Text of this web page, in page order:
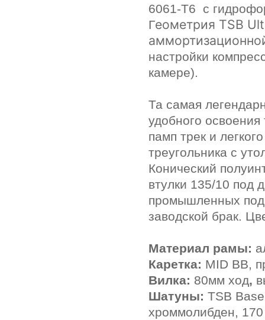
6061-Т6 с
Геометрия TSB
настройки
камере).
Та самая
удобного
памп трек и
треугольника с
Конический
втулки 135/10 под
промышленных
заводской брак.
Материал рамы:
Каретка: MID BB,
Вилка: 80мм ход,
Шатуны: TSB Base
хроммолибден,